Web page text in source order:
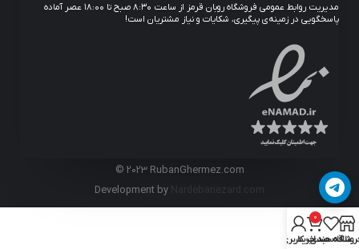
مدیریت روابط عمومی فروشگاه روبان قرمز از ساعت ۸:۳۰ صبح تا ۱۸:۰۰ عصر آماده
پاسخگویی در زمینه‌ی پیگیری، شکایات و نیاز مشتریان است!
© 2023 RubanGhermez.com
Development by Nardebanezard.com
علاقه مندی
0
سبد خرید
حساب کاربری من